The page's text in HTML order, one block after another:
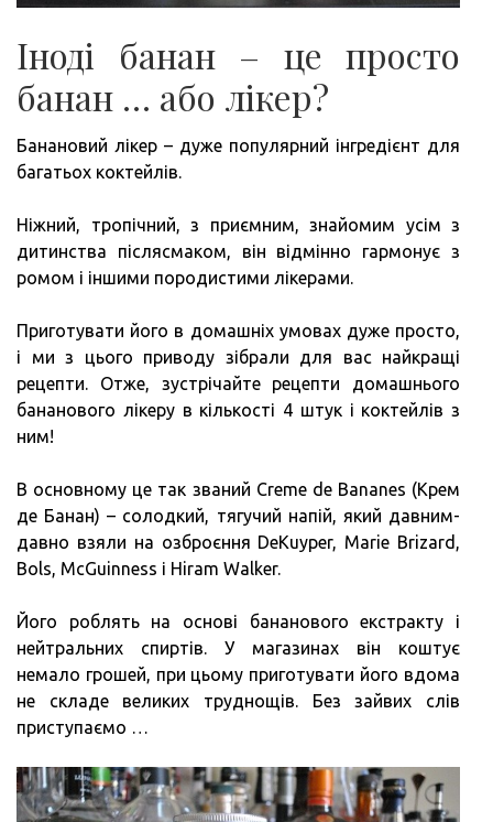
Іноді банан – це просто
банан … або лікер?
Банановий лікер – дуже популярний інгредієнт для
багатьох коктейлів.
Ніжний, тропічний, з приємним, знайомим усім з
дитинства післясмаком, він відмінно гармонує з
ромом і іншими породистими лікерами.
Приготувати його в домашніх умовах дуже просто,
і ми з цього приводу зібрали для вас найкращі
рецепти. Отже, зустрічайте рецепти домашнього
бананового лікеру в кількості 4 штук і коктейлів з
ним!
В основному це так званий Creme de Bananes (Крем
де Банан) – солодкий, тягучий напій, який давним-
давно взяли на озброєння DeKuyper, Marie Brizard,
Bols, McGuinness і Hiram Walker.
Його роблять на основі бананового екстракту і
нейтральних спиртів. У магазинах він коштує
немало грошей, при цьому приготувати його вдома
не складе великих труднощів. Без зайвих слів
приступаємо …